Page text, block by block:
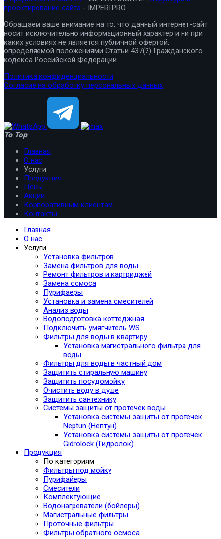
проектирование сайта - IMPERI.PRO
Обращаем ваше внимание на то, что данный интернет-сайт
носит исключительно информационный характер и ни при
каких условиях не является публичной офертой,
определяемой положениями Статьи 437(2) Гражданского
кодекса Российской Федерации.
Политика конфиденциальности
Согласие на обработку персональных данных
To Top
Главная
О нас
Услуги
Продукция
Цены
Акции
Корпоративным клиентам
Контакты
Главная
О нас
Услуги
Установка фильтров
Замена фильтров для воды
Ремонт фильтров и картриджей
Замена осмоса
Пурифаеры
Установка и замена смесителей
Анализ воды
Водоподготовка коттеджная
Подключить умягчитель WS
Фильтры для воды в квартиру
Установка магистрального фильтра для
воды
Фильтры для воды в частный дом
Защитить стиральную машину
Защитить посудомойку
Очистить воду в душе
Защитить сантехнику
Системы защиты от протечек воды
Установка системы защиты от протечек
Neptun (Нептун)
Установка системы защиты от протечек
Gidrolock (Гидролок)
Продукция
По категориям
Фильтры под мойку
Пурифайеры
Смесители
Комплектующие
Водонагреватели (бойлеры)
Магистральные фильтры
Проточные фильтры
Фильтры обратного осмоса